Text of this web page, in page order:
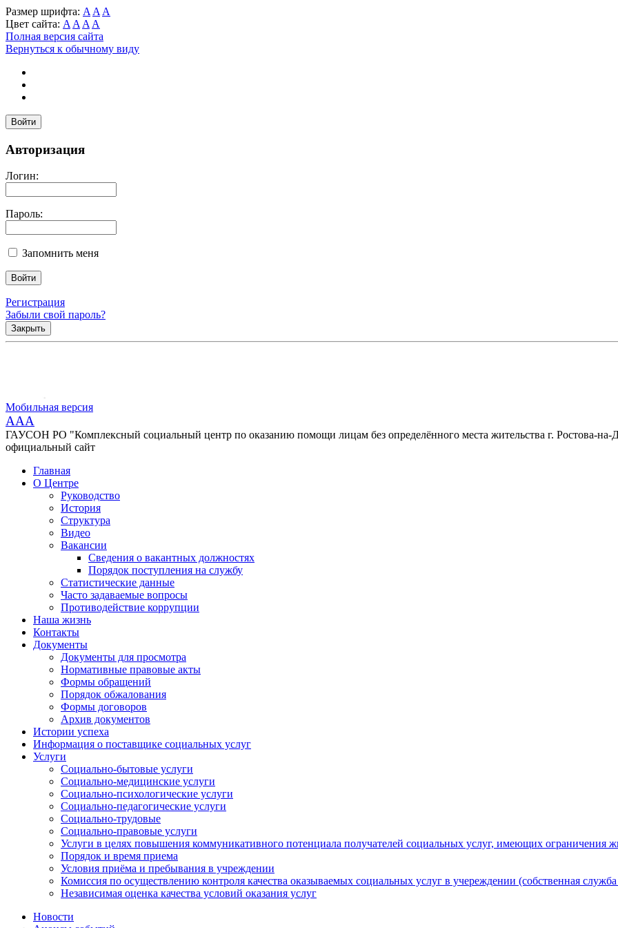
Размер шрифта: A A A
Цвет сайта: A A A A
Полная версия сайта
Вернуться к обычному виду
Войти
Авторизация
Логин:
Пароль:
Запомнить меня
Регистрация
Забыли свой пароль?
Закрыть
Мобильная версия
AAA
ГАУСОН РО "Комплексный социальный центр по оказанию помощи лицам без определённого места жительства г. Ростова-на-
официальный сайт
Главная
О Центре
Руководство
История
Структура
Видео
Вакансии
Сведения о вакантных должностях
Порядок поступления на службу
Статистические данные
Часто задаваемые вопросы
Противодействие коррупции
Наша жизнь
Контакты
Документы
Документы для просмотра
Нормативные правовые акты
Формы обращений
Порядок обжалования
Формы договоров
Архив документов
Истории успеха
Информация о поставщике социальных услуг
Услуги
Социально-бытовые услуги
Социально-медицинские услуги
Социально-психологические услуги
Социально-педагогические услуги
Социально-трудовые
Социально-правовые услуги
Услуги в целях повышения коммуникативного потенциала получателей социальных услуг, имеющих ограничения
Порядок и время приема
Условия приёма и пребывания в учреждении
Комиссия по осуществлению контроля качества оказываемых социальных услуг в учереждении (собственная
Независимая оценка качества условий оказания услуг
Новости